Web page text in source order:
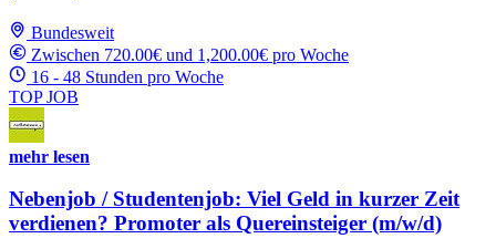
Bundesweit
Zwischen 720.00€ und 1,200.00€ pro Woche
16 - 48 Stunden pro Woche
TOP JOB
mehr lesen
Nebenjob / Studentenjob: Viel Geld in kurzer Zeit
verdienen? Promoter als Quereinsteiger (m/w/d)